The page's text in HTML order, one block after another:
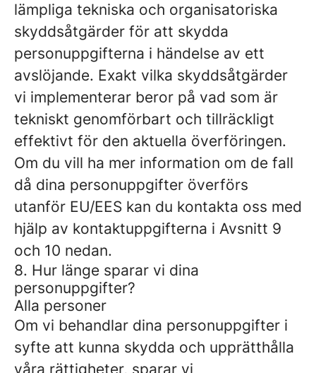
lämpliga tekniska och organisatoriska
skyddsåtgärder för att skydda
personuppgifterna i händelse av ett
avslöjande. Exakt vilka skyddsåtgärder
vi implementerar beror på vad som är
tekniskt genomförbart och tillräckligt
effektivt för den aktuella överföringen.
Om du vill ha mer information om de fall
då dina personuppgifter överförs
utanför EU/EES kan du kontakta oss med
hjälp av kontaktuppgifterna i Avsnitt 9
och 10 nedan.
8. Hur länge sparar vi dina
personuppgifter?
Alla personer
Om vi ​​behandlar dina personuppgifter i
syfte att kunna skydda och upprätthålla
våra rättigheter, sparar vi